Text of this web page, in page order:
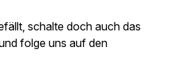
schalte doch auch das
folge uns auf den